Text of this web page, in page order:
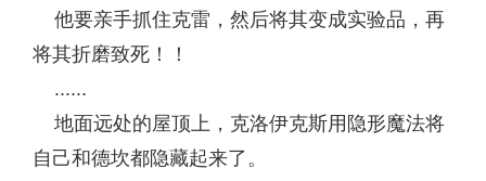
他要亲手抓住克雷，然后将其变成实验品，再
将其折磨致死！！
......
地面远处的屋顶上，克洛伊克斯用隐形魔法将
自己和德坎都隐藏起来了。